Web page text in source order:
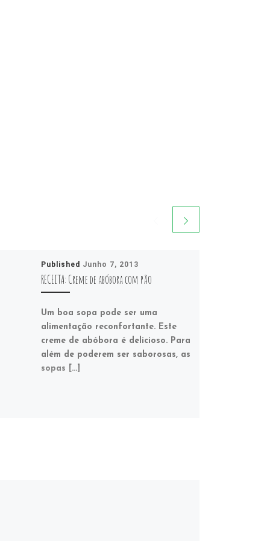
Published Junho 7, 2013
RECEITA: Creme de abóbora com pão
Um boa sopa pode ser uma
alimentação reconfortante. Este
creme de abóbora é delicioso. Para
além de poderem ser saborosas, as
sopas […]